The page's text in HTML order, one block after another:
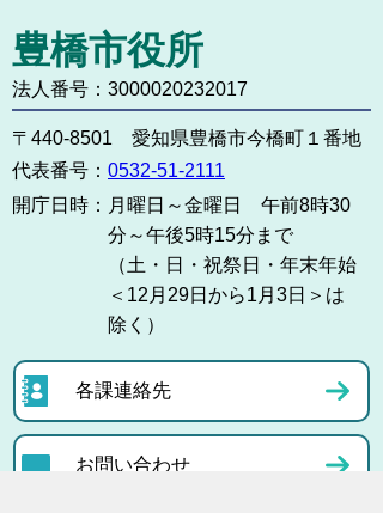
豊橋市役所
法人番号：3000020232017
〒440-8501 愛知県豊橋市今橋町１番地
代表番号： 0532-51-2111
開庁日時： 月曜日～金曜日 午前8時30
分～午後5時15分まで
（土・日・祝祭日・年末年始
＜12月29日から1月3日＞は
除く）
各課連絡先
お問い合わせ